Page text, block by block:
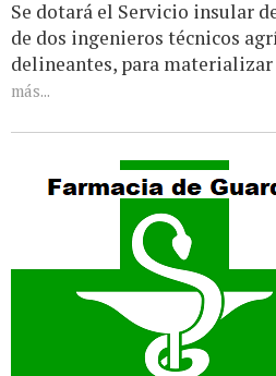
Se dotará el Servicio insular
de dos ingenieros técnicos
delineantes, para materializar
más...